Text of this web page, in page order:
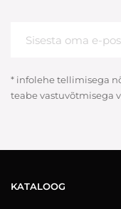
* infolehe tellimisega
teabe vastuvõtmisega
KATALOOG